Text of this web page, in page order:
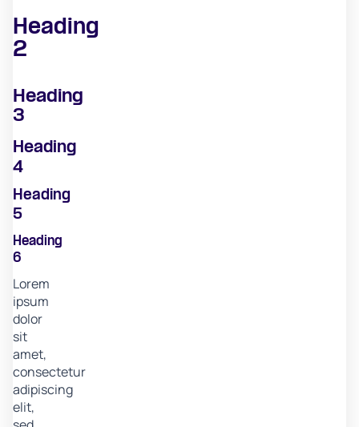
Heading
2
Heading
3
Heading
4
Heading
5
Heading
6
Lorem
ipsum
dolor
sit
amet,
consectetur
adipiscing
elit,